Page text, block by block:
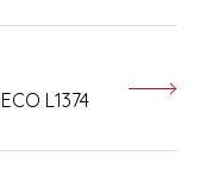
L1374